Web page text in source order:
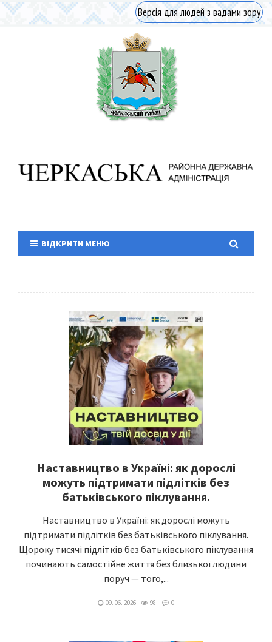
Версія для людей з вадами зору
ВІДКРИТИ МЕНЮ
Наставництво в Україні: як дорослі
можуть підтримати підлітків без
батьківського піклування.
Наставництво в Україні: як дорослі можуть
підтримати підлітків без батьківського піклування.
Щороку тисячі підлітків без батьківського піклування
починають самостійне життя без близької людини
поруч — того,...
09. 06. 2026 98 0